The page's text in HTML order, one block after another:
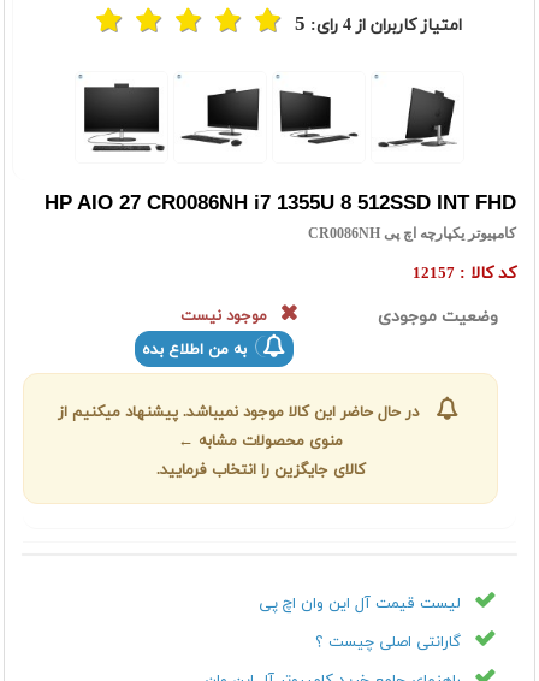
امتیاز کاربران از4 رای: 5
HP AIO 27 CR0086NH i7 1355U 8 512SSD INT FHD
کامپیوتر یکپارچه اچ پی CR0086NH
کد کالا : 12157
وضعیت موجودی
موجود نیست
به من اطلاع بده
در حال حاضر این کالا موجود نمیباشد. پیشنهاد میکنیم از
منوی محصولات مشابه ←
کالای جایگزین را انتخاب فرمایید.
لیست قیمت آل این وان اچ پی
گارانتی اصلی چیست ؟